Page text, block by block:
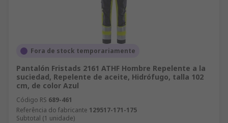
Fora de stock temporariamente
Pantalón Fristads 2161 ATHF Hombre Repelente a la
suciedad, Repelente de aceite, Hidrófugo, talla 102
cm, de color Azul
Código RS 689-461
Referência do fabricante 129517-171-175
Subtotal (1 unidade)